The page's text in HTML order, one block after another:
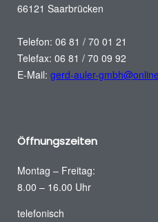
66121 Saarbrücken
Telefon: 06 81 / 70 01 21
Telefax: 06 81 / 70 09 92
E-Mail: gerd-auler-
Öffnungszeiten
Montag – Freitag:
8.00 – 16.00 Uhr
telefonisch